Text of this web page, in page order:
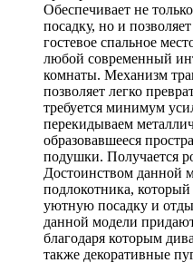
Обеспечивает не
посадку, но и
гостевое спальное
любой современный
комнаты. Механизм
позволяет легко
требуется минимум
перекидываем
образовавшееся
подушки. Получается
Достоинством данной
подлокотника,
уютную посадку и
данной модели
благодаря которым
также декоративные